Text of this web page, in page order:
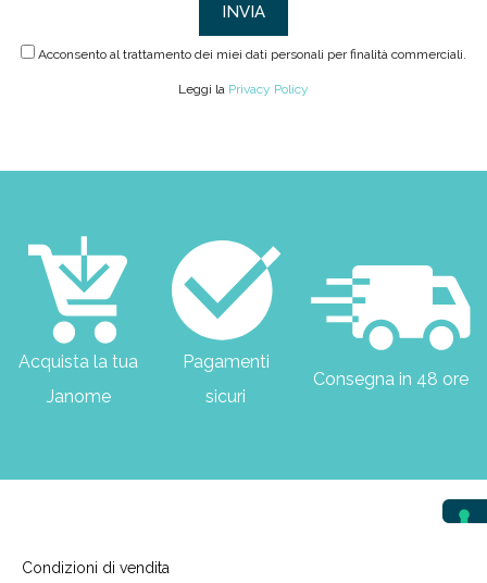
Acconsento al trattamento dei miei dati personali per finalità commerciali.
Leggi la Privacy Policy
Acquista la tua
Janome
Pagamenti
sicuri
Consegna in 48 ore
Condizioni di vendita